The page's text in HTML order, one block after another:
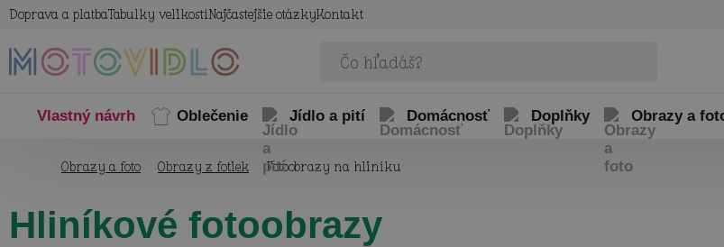
Doprava a platbaTabulky velikostíNajčastejšie otázkyKontakt
Vlastný návrh Oblečenie Jídlo a pití Domácnosť Doplňky Obrazy a
Obrazy a foto Obrazy z fotiek Fotoobrazy na hliníku
Hliníkové fotoobrazy